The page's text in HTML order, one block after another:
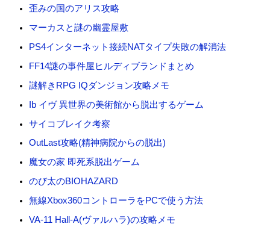
歪みの国のアリス攻略
マーカスと謎の幽霊屋敷
PS4インターネット接続NATタイプ失敗の解消法
FF14謎の事件屋ヒルディブランドまとめ
謎解きRPG IQダンジョン攻略メモ
Ib イヴ 異世界の美術館から脱出するゲーム
サイコブレイク考察
OutLast攻略(精神病院からの脱出)
魔女の家 即死系脱出ゲーム
のび太のBIOHAZARD
無線Xbox360コントローラをPCで使う方法
VA-11 Hall-A(ヴァルハラ)の攻略メモ